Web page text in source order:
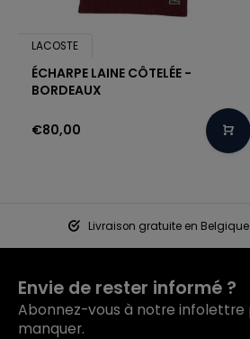
LACOSTE
ÉCHARPE LAINE CÔTELÉE -
BORDEAUX
€80,00
Livraison gratuite en
Envie de rester informé ?
Abonnez-vous à notre infolettre
manquer.